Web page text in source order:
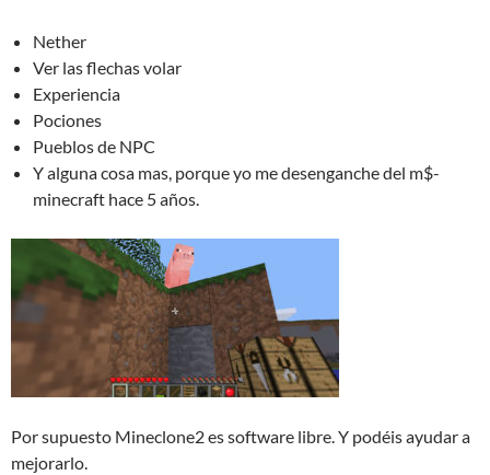
Nether
Ver las flechas volar
Experiencia
Pociones
Pueblos de NPC
Y alguna cosa mas, porque yo me desenganche del m$-
minecraft hace 5 años.
Por supuesto Mineclone2 es software libre. Y podéis ayudar a
mejorarlo.